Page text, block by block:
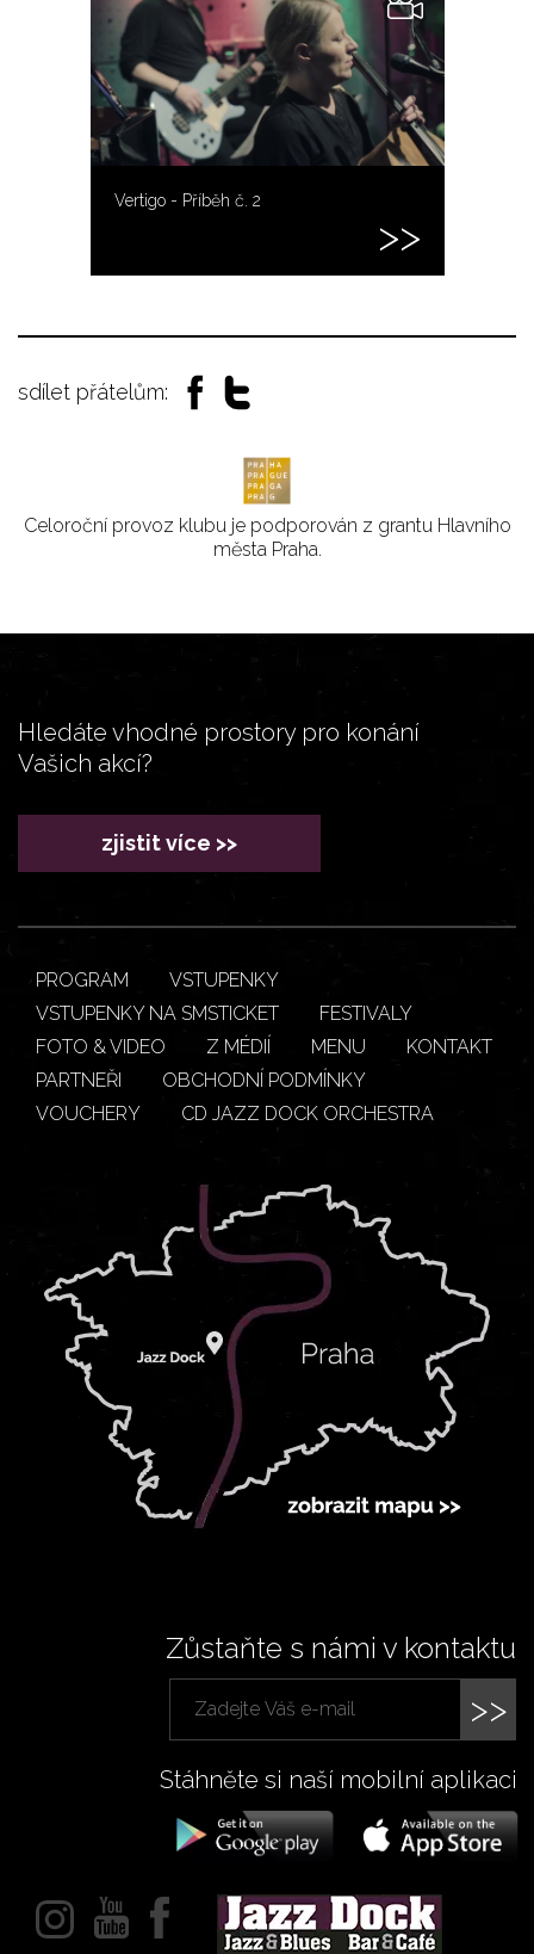
Vertigo - Příběh č. 2
sdílet přátelům:
Celoroční provoz klubu je podporován z grantu Hlavního
města Praha.
Hledáte vhodné prostory pro konání
Vašich akcí?
zjistit více >>
PROGRAM
VSTUPENKY
VSTUPENKY NA SMSTICKET
FESTIVALY
FOTO & VIDEO
Z MÉDIÍ MENU
KONTAKT
PARTNEŘI
OBCHODNÍ PODMÍNKY
VOUCHERY
CD JAZZ DOCK ORCHESTRA
Zůstaňte s námi v kontaktu
>>
Stáhněte si naší mobilní aplikaci